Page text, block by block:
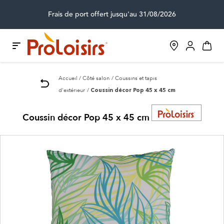
Frais de port offert jusqu'au 31/08/2026
Accueil Côté salon
Coussins et tapis
d'extérieur
Coussin décor Pop 45 x 45 cm
Coussin décor Pop 45 x 45 cm